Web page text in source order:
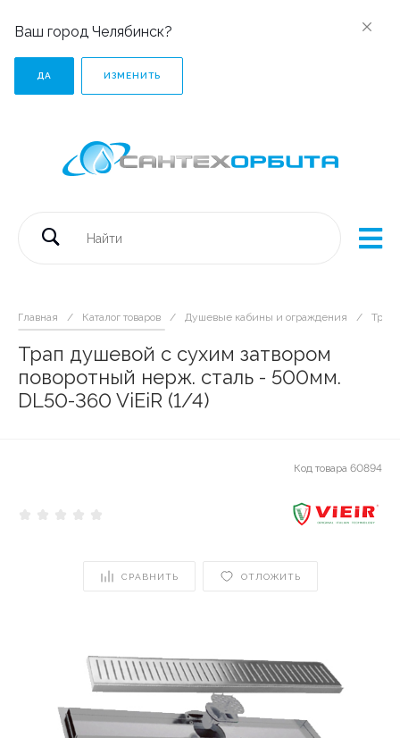
Ваш город Челябинск?
ДА ИЗМЕНИТЬ
Главная / Каталог товаров / Душевые кабины и ограждения /
Трап душевой с сухим затвором
поворотный нерж. сталь - 500мм.
DL50-360 ViEiR (1/4)
Код товара 60894
СРАВНИТЬ ОТЛОЖИТЬ